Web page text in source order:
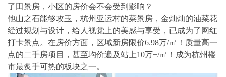
了田景房，小区的房价会不会受到影响？
他山之石能够攻玉，杭州亚运村的菜景房，金灿灿的油菜花
经过规划与设计，给人视觉上的美感与享受，已成为了网红
打卡景点。在房价方面，区域新房限价6.98万/㎡！质量高一
点的二手房项目，甚至均价遍及站上10万+/㎡！成为杭州楼
市最炙手可热的板块之一。